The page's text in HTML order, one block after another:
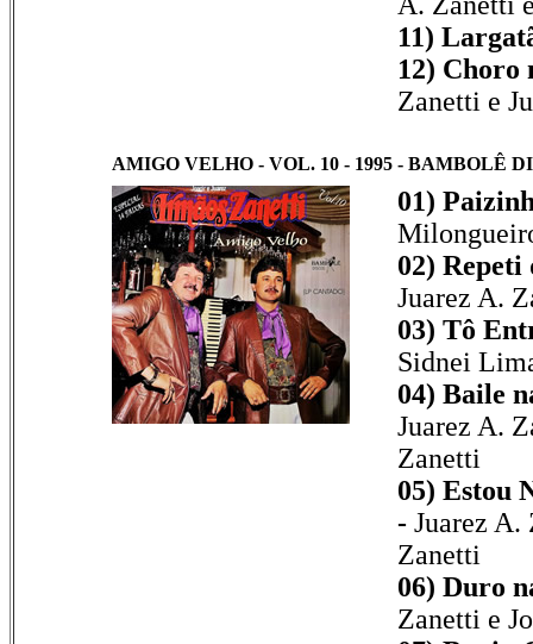
11)
12) Choro
Zanetti e
AMIGO VELHO - VOL. 10 - 1995 - BAMBOLÊ
01)
02) Repeti
Juarez A.
03) Tô
Sidnei
04) Baile
Juarez A.
Zanetti
05) Estou
-Juarez A.
Zanetti
06) Duro
Zanetti e